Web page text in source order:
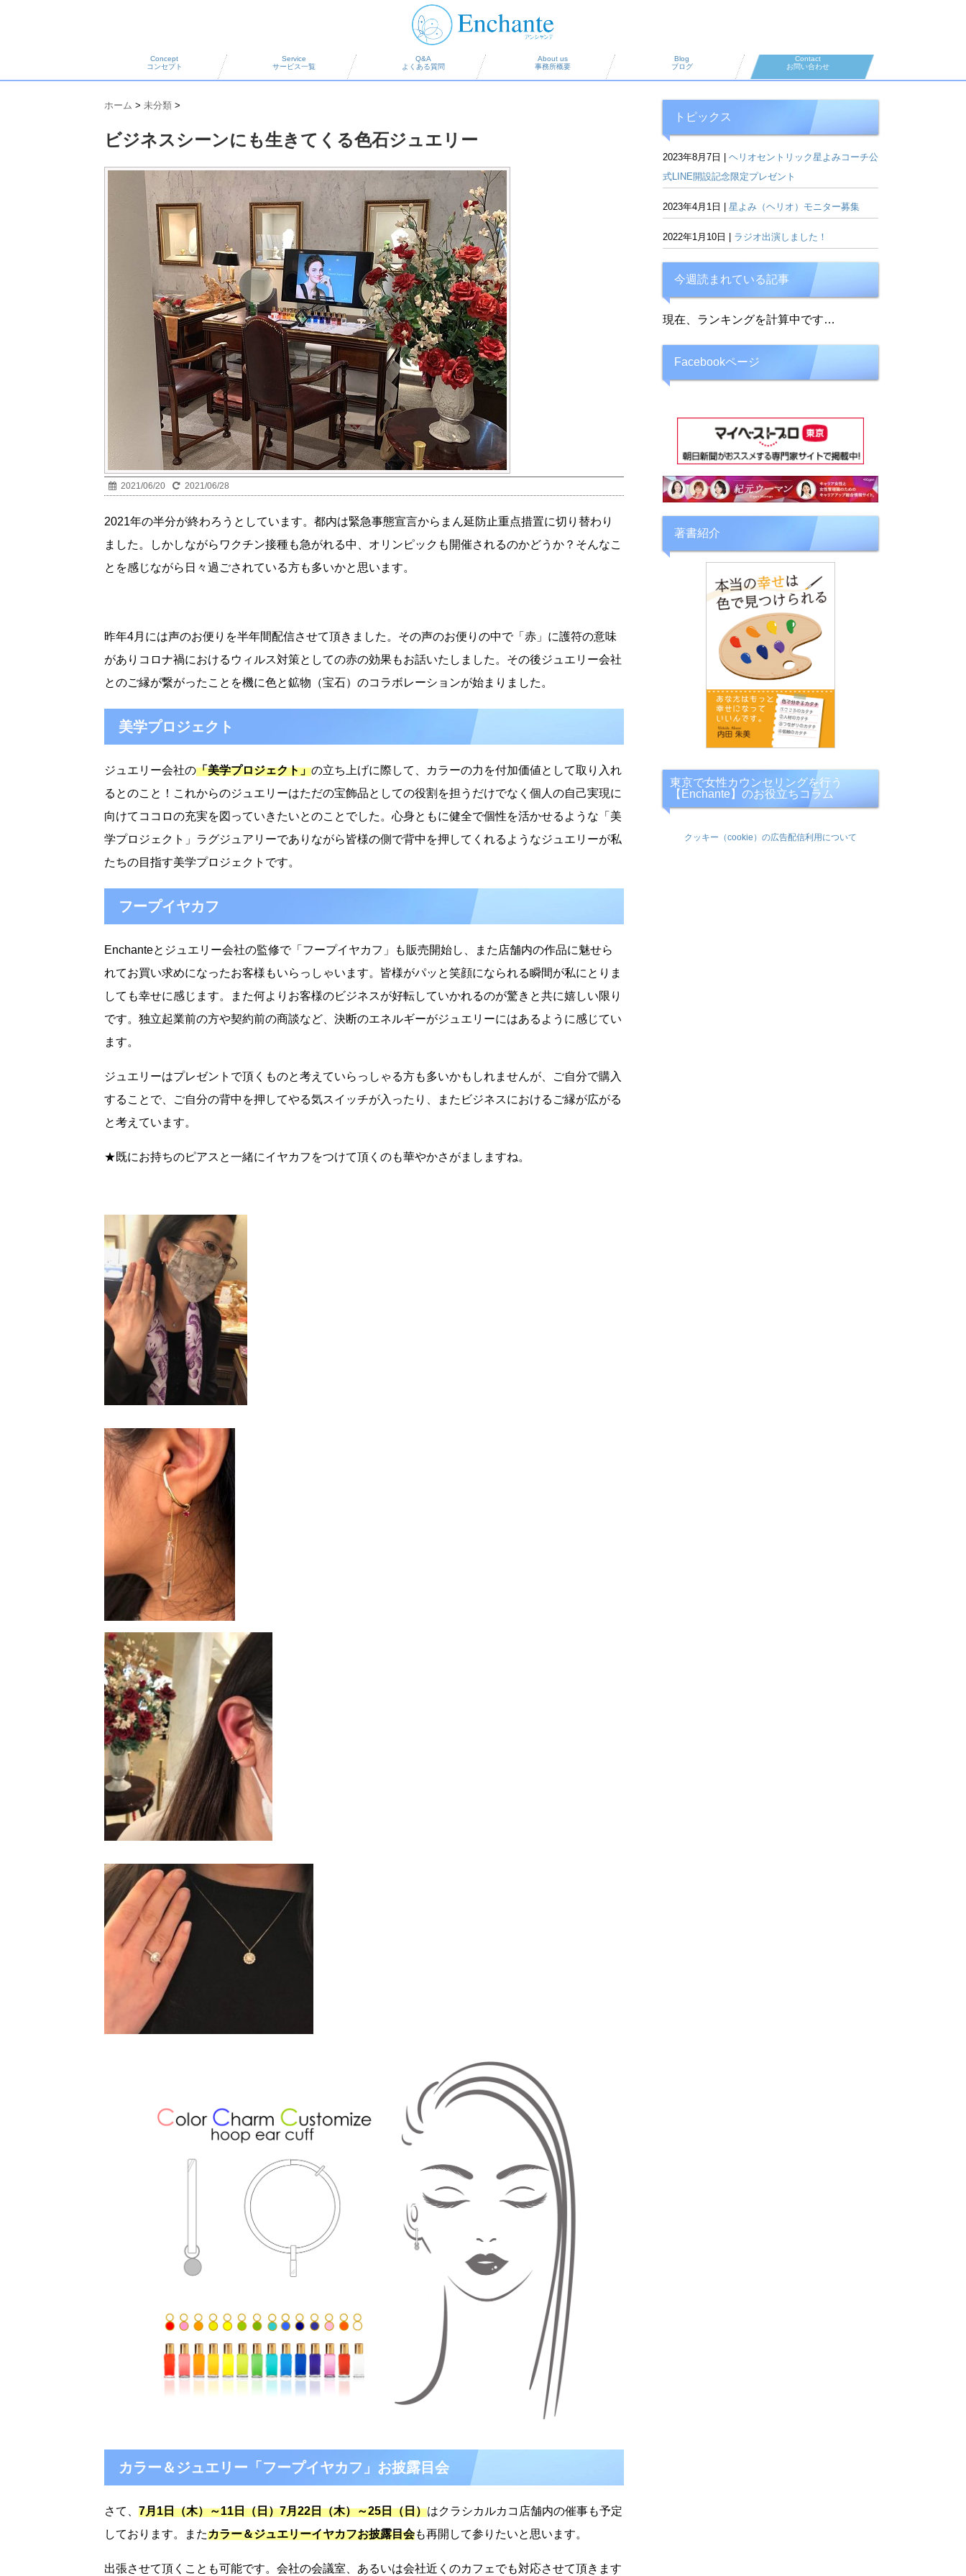
Concept
コンセプト
Service
サービス一覧
Q&A
よくある質問
About us
事務所概要
Blog
ブログ
Contact
お問い合わせ
ホーム > 未分類 >
ビジネスシーンにも生きてくる色石ジュエリー
2021/06/20 2021/06/28
2021年の半分が終わろうとしています。都内は緊急事態宣言からまん延防止重点措置に切り替わり
ました。しかしながらワクチン接種も急がれる中、オリンピックも開催されるのかどうか？そんなこ
とを感じながら日々過ごされている方も多いかと思います。
昨年4月には声のお便りを半年間配信させて頂きました。その声のお便りの中で「赤」に護符の意味
がありコロナ禍におけるウィルス対策としての赤の効果もお話いたしました。その後ジュエリー会社
とのご縁が繋がったことを機に色と鉱物（宝石）のコラボレーションが始まりました。
美学プロジェクト
ジュエリー会社の「美学プロジェクト」の立ち上げに際して、
カラーの力を付加価値として取り入れ
るとのこと！ これからのジュエリーはただの宝飾品としての役割を担うだけでなく 個人の自己実現に
向けてココロの充実を図っていきたいとのことでした。 心身ともに健全で個性を活かせるような「美
学プロジェクト」 ラグジュアリーでありながら皆様の側で背中を押してくれるようなジュエリーが私
たちの目指す美学プロジェクトです。
フープイヤカフ
Enchanteとジュエリー会社の監修で「フープイヤカフ」も販売開始し、また店舗内の作品に魅せら
れてお買い求めになったお客様もいらっしゃいます。皆様がパッと笑顔になられる瞬間が私にとりま
しても幸せに感じます。また何よりお客様のビジネスが好転していかれるのが驚きと共に嬉しい限り
です。独立起業前の方や契約前の商談など、決断のエネルギーがジュエリーにはあるように感じてい
ます。
ジュエリーはプレゼントで頂くものと考えていらっしゃる方も多いかもしれませんが、ご自分で購入
することで、ご自分の背中を押してやる気スイッチが入ったり、またビジネスにおけるご縁が広がる
と考えています。
★既にお持ちのピアスと一緒にイヤカフをつけて頂くのも華やかさがましますね。
カラー＆ジュエリー「フープイヤカフ」お披露目会
さて、 7月1日（木）～11日（日）7月22日（木）～25日（日）はクラシカルカコ店舗内の催事も予定
しております。またカラー＆ジュエリーイヤカフお披露目会も再開して参りたいと思います。
出張させて頂くことも可能です。会社の会議室、あるいは会社近くのカフェでも対応させて頂きます
トピックス
2023年8月7日 | ヘリオセントリック星よみコーチ公
式LINE開設記念限定プレゼント
2023年4月1日 | 星よみ（ヘリオ）モニター募集
2022年1月10日 | ラジオ出演しました！
今週読まれている記事
現在、ランキングを計算中です…
Facebookページ
著書紹介
東京で女性カウンセリングを行う
【Enchante】のお役立ちコラム
クッキー（cookie）の広告配信利用について